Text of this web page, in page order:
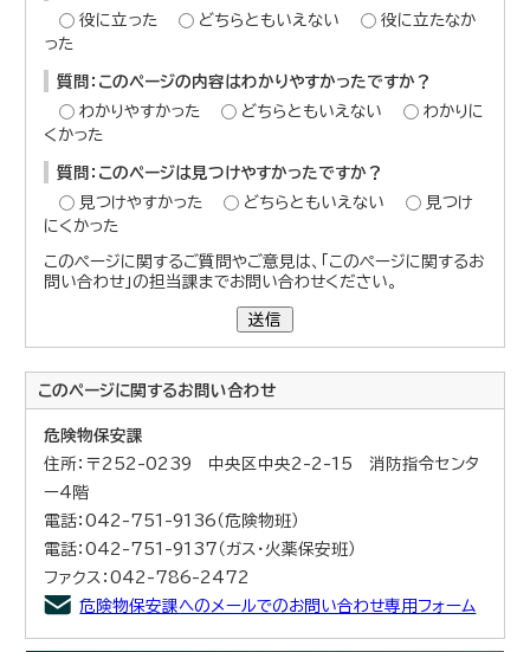
役に立った
どちらともいえない
役に立たなか
った
質問：このページの内容はわかりやすかったですか？
わかりやすかった
どちらともいえない
わかりに
くかった
質問：このページは見つけやすかったですか？
見つけやすかった
どちらともいえない
見つけ
にくかった
このページに関するご質問やご意見は、「このページに関するお
問い合わせ」の担当課までお問い合わせください。
送信
このページに関するお問い合わせ
危険物保安課
住所：〒252-0239 中央区中央2-2-15 消防指令センタ
ー4階
電話：042-751-9136（危険物班）
電話：042-751-9137（ガス・火薬保安班）
ファクス：042-786-2472
危険物保安課へのメールでのお問い合わせ専用フォーム